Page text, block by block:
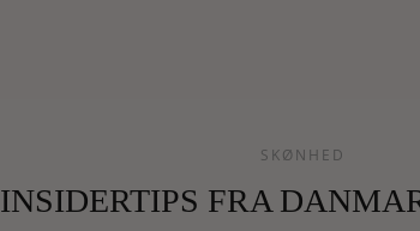
SKØNHED
INSIDERTIPS FRA